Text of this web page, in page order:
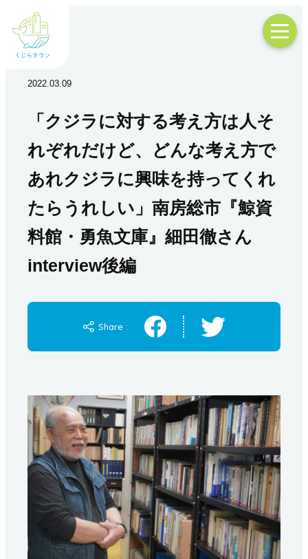
2022.03.09
「クジラに対する考え方は人そ
れぞれだけど、どんな考え方で
あれクジラに興味を持ってくれ
たらうれしい」南房総市『鯨資
料館・勇魚文庫』細田徹さん
interview後編
Share :